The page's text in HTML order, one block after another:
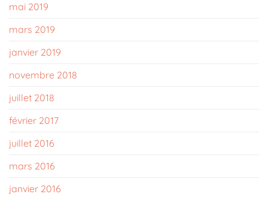
mai 2019
mars 2019
janvier 2019
novembre 2018
juillet 2018
février 2017
juillet 2016
mars 2016
janvier 2016